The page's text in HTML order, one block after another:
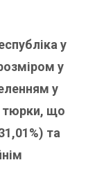
у
у
у
тюрки, що
та